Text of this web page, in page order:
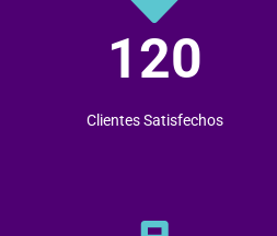
120
Clientes Satisfechos